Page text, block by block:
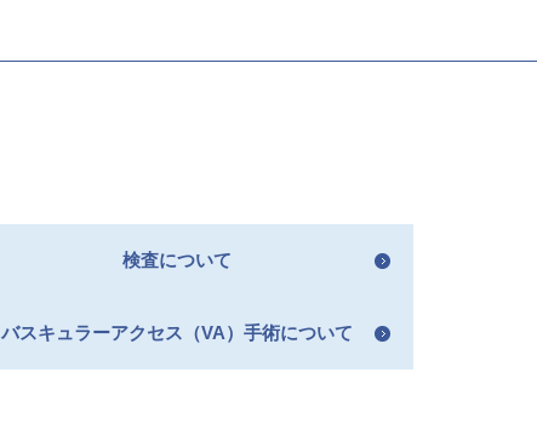
検査について
バスキュラーアクセス（VA）手術について